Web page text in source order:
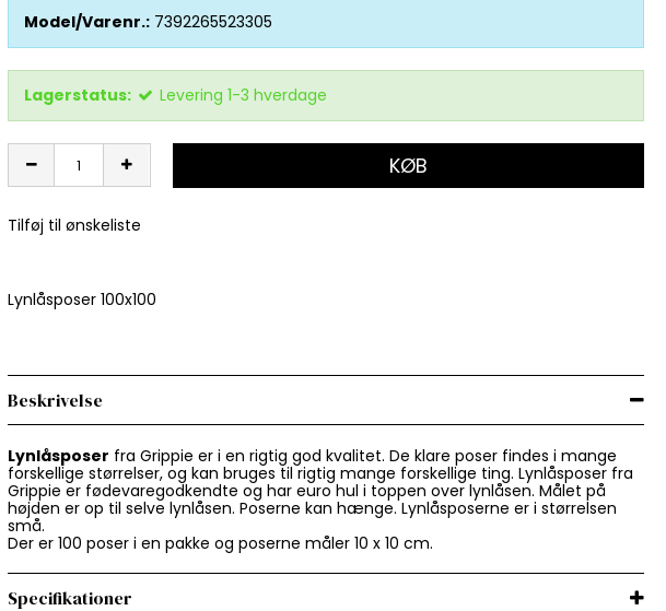
Model/Varenr.: 7392265523305
Lagerstatus: Levering 1-3 hverdage
KØB
Tilføj til ønskeliste
Lynlåsposer 100x100
Beskrivelse
Lynlåsposer fra Grippie er i en rigtig god kvalitet. De klare poser findes i mange
forskellige størrelser, og kan bruges til rigtig mange forskellige ting. Lynlåsposer fra
Grippie er fødevaregodkendte og har euro hul i toppen over lynlåsen. Målet på
højden er op til selve lynlåsen. Poserne kan hænge. Lynlåsposerne er i størrelsen
små.
Der er 100 poser i en pakke og poserne måler 10 x 10 cm.
Specifikationer